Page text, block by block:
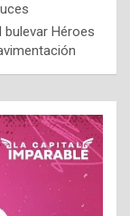
bulevar Héroes